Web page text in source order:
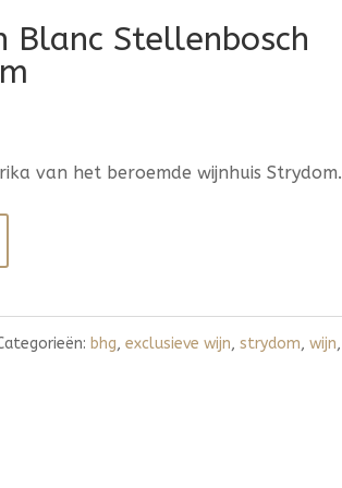
Blanc Stellenbosch
van het beroemde wijnhuis Strydom.
bhg, exclusieve wijn, strydom, wijn,